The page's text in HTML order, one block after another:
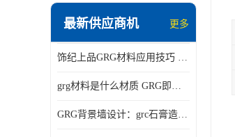
最新供应商机 更多
饰纪上品GRG材料应用技巧 如何在工程中实现装饰效果
grg材料是什么材质 GRG即玻璃纤维增强石膏
GRG背景墙设计：grc石膏造型的创意灵感集